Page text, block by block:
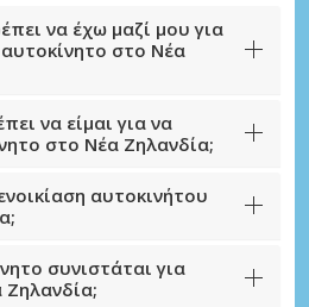
με eLink
να έχω μαζί μου για
στο Νέα
να είμαι για να
στο Νέα Ζηλανδία;
αυτοκινήτου
συνιστάται για